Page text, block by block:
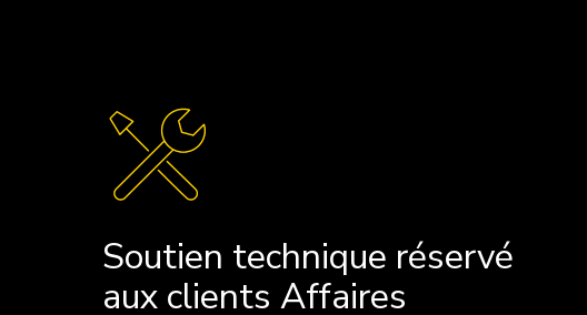
Soutien technique réservé
aux clients Affaires